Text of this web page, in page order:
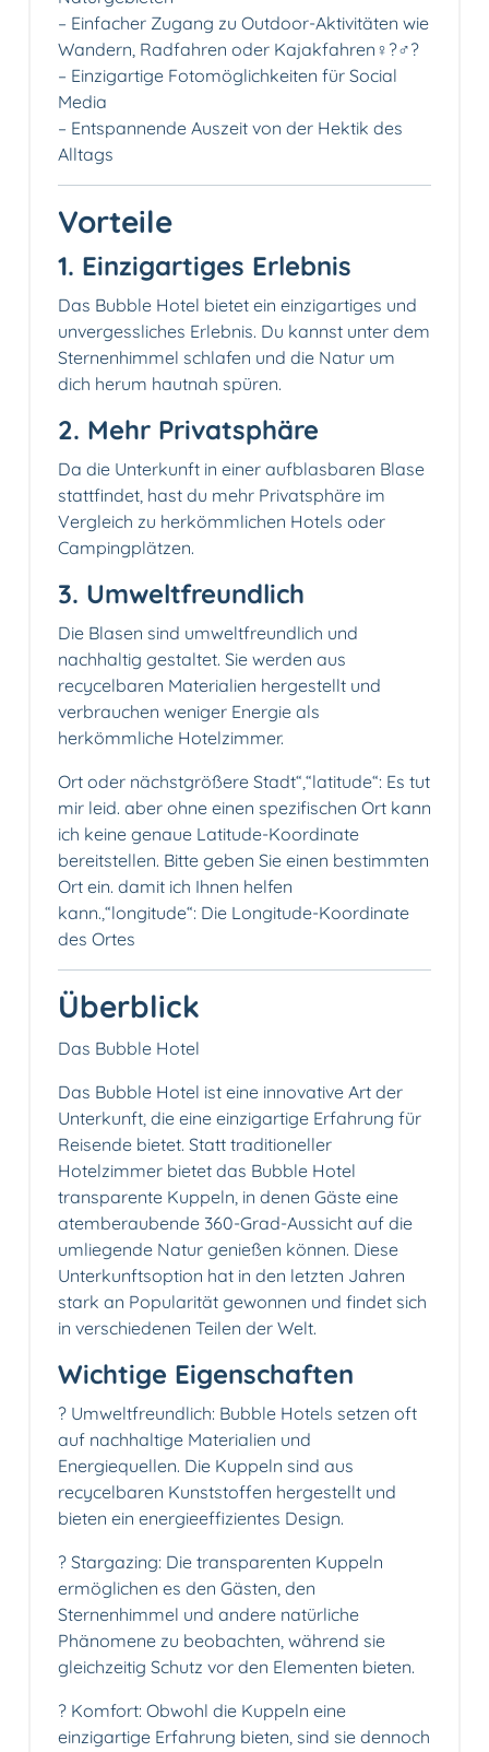
– Einfacher Zugang zu Outdoor-Aktivitäten wie
Wandern, Radfahren oder Kajakfahren‍♀️?‍♂️?️
– Einzigartige Fotomöglichkeiten für Social
Media
– Entspannende Auszeit von der Hektik des
Alltags
Vorteile
1. Einzigartiges Erlebnis
Das Bubble Hotel bietet ein einzigartiges und
unvergessliches Erlebnis. Du kannst unter dem
Sternenhimmel schlafen und die Natur um
dich herum hautnah spüren.
2. Mehr Privatsphäre️
Da die Unterkunft in einer aufblasbaren Blase
stattfindet, hast du mehr Privatsphäre im
Vergleich zu herkömmlichen Hotels oder
Campingplätzen.
3. Umweltfreundlich
Die Blasen sind umweltfreundlich und
nachhaltig gestaltet. Sie werden aus
recycelbaren Materialien hergestellt und
verbrauchen weniger Energie als
herkömmliche Hotelzimmer.
Ort oder nächstgrößere Stadt“,“latitude“: Es tut
mir leid. aber ohne einen spezifischen Ort kann
ich keine genaue Latitude-Koordinate
bereitstellen. Bitte geben Sie einen bestimmten
Ort ein. damit ich Ihnen helfen
kann.,“longitude“: Die Longitude-Koordinate
des Ortes
Überblick
Das Bubble Hotel
Das Bubble Hotel ist eine innovative Art der
Unterkunft, die eine einzigartige Erfahrung für
Reisende bietet. Statt traditioneller
Hotelzimmer bietet das Bubble Hotel
transparente Kuppeln, in denen Gäste eine
atemberaubende 360-Grad-Aussicht auf die
umliegende Natur genießen können. Diese
Unterkunftsoption hat in den letzten Jahren
stark an Popularität gewonnen und findet sich
in verschiedenen Teilen der Welt.
Wichtige Eigenschaften
? Umweltfreundlich: Bubble Hotels setzen oft
auf nachhaltige Materialien und
Energiequellen. Die Kuppeln sind aus
recycelbaren Kunststoffen hergestellt und
bieten ein energieeffizientes Design.
? Stargazing: Die transparenten Kuppeln
ermöglichen es den Gästen, den
Sternenhimmel und andere natürliche
Phänomene zu beobachten, während sie
gleichzeitig Schutz vor den Elementen bieten.
? Komfort: Obwohl die Kuppeln eine
einzigartige Erfahrung bieten, sind sie dennoch